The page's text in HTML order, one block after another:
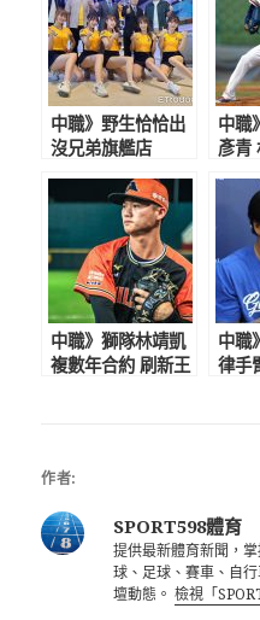
中職》野生恰恰出
沒兄弟旗艦店
品壓箱寶
中職
彥青
待
天花
中職》獅隊林靖凱
複數年合約 刷新王
中職
律手
作者:
SPORT598體育
提供最新體育新聞，
球、足球、賽車、自
壇動態。檢視「